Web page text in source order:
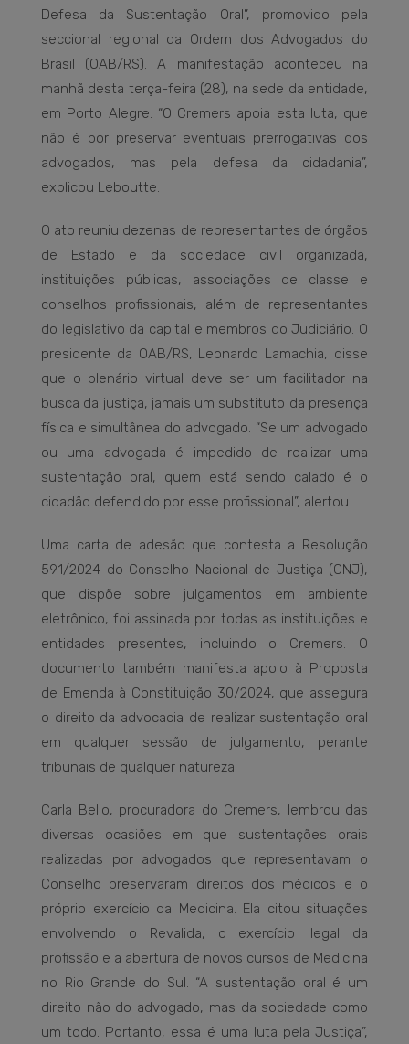
Defesa da Sustentação Oral”, promovido pela
seccional regional da Ordem dos Advogados do
Brasil (OAB/RS). A manifestação aconteceu na
manhã desta terça-feira (28), na sede da entidade,
em Porto Alegre. “O Cremers apoia esta luta, que
não é por preservar eventuais prerrogativas dos
advogados, mas pela defesa da cidadania”,
explicou Leboutte.
O ato reuniu dezenas de representantes de órgãos
de Estado e da sociedade civil organizada,
instituições públicas, associações de classe e
conselhos profissionais, além de representantes
do legislativo da capital e membros do Judiciário. O
presidente da OAB/RS, Leonardo Lamachia, disse
que o plenário virtual deve ser um facilitador na
busca da justiça, jamais um substituto da presença
física e simultânea do advogado. “Se um advogado
ou uma advogada é impedido de realizar uma
sustentação oral, quem está sendo calado é o
cidadão defendido por esse profissional”, alertou.
Uma carta de adesão que contesta a Resolução
591/2024 do Conselho Nacional de Justiça (CNJ),
que dispõe sobre julgamentos em ambiente
eletrônico, foi assinada por todas as instituições e
entidades presentes, incluindo o Cremers. O
documento também manifesta apoio à Proposta
de Emenda à Constituição 30/2024, que assegura
o direito da advocacia de realizar sustentação oral
em qualquer sessão de julgamento, perante
tribunais de qualquer natureza.
Carla Bello, procuradora do Cremers, lembrou das
diversas ocasiões em que sustentações orais
realizadas por advogados que representavam o
Conselho preservaram direitos dos médicos e o
próprio exercício da Medicina. Ela citou situações
envolvendo o Revalida, o exercício ilegal da
profissão e a abertura de novos cursos de Medicina
no Rio Grande do Sul. “A sustentação oral é um
direito não do advogado, mas da sociedade como
um todo. Portanto, essa é uma luta pela Justiça”,